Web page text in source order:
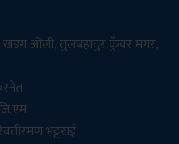
खडग ओली, तुलबहादुर कुँवर मगर,
भट्टराई